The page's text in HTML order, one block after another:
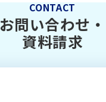
CONTACT
お問い合わせ・
資料請求